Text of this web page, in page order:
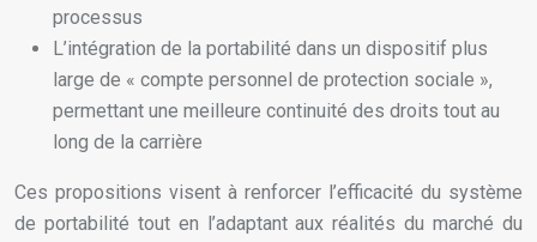
processus
L’intégration de la portabilité dans un dispositif plus
large de « compte personnel de protection sociale »,
permettant une meilleure continuité des droits tout au
long de la carrière
Ces propositions visent à renforcer l’efficacité du système
de portabilité tout en l’adaptant aux réalités du marché du